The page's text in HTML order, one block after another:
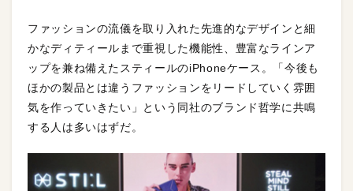
ファッションの流儀を取り入れた先進的なデザインと細
かなディティールまで重視した機能性、豊富なラインア
ップを兼ね備えたスティールのiPhoneケース。「今後も
ほかの製品とは違うファッションをリードしていく雰囲
気を作っていきたい」という同社のブランド哲学に共鳴
する人は多いはずだ。